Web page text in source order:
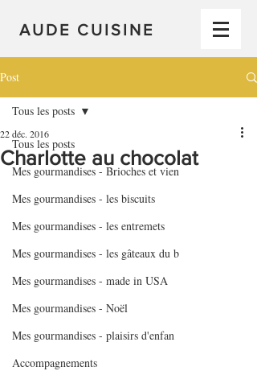
AUDE CUISINE
Post
Tous les posts
Mes gourmandises - Brioches et vien
Mes gourmandises - les biscuits
Mes gourmandises - les entremets
Mes gourmandises - les gâteaux du b
Mes gourmandises - made in USA
Mes gourmandises - Noël
Mes gourmandises - plaisirs d'enfan
Accompagnements
Tous les posts
Charlotte au chocolat
22 déc. 2016